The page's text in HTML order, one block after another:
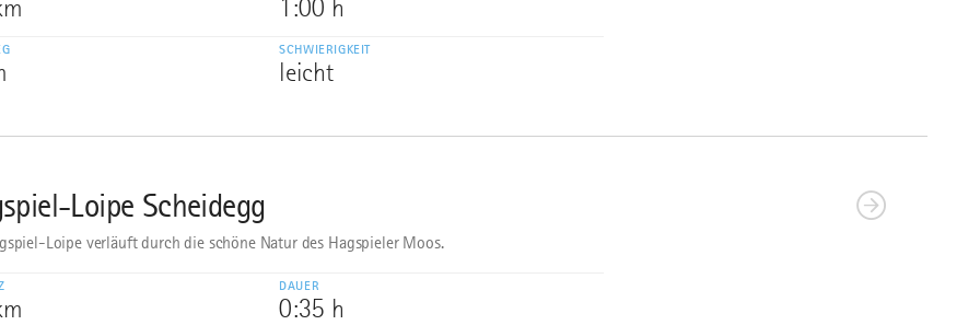
1:00 h
SCHWIERIGKEIT
leicht
Loipe Scheidegg
Loipe verläuft durch die schöne Natur des Hagspieler Moos.
DAUER
0:35 h